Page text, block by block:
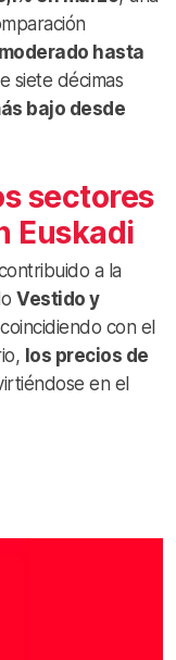
hasta
siete décimas
bajo desde
sectores
Euskadi
a la
Vestido y
con el
los precios de
en el